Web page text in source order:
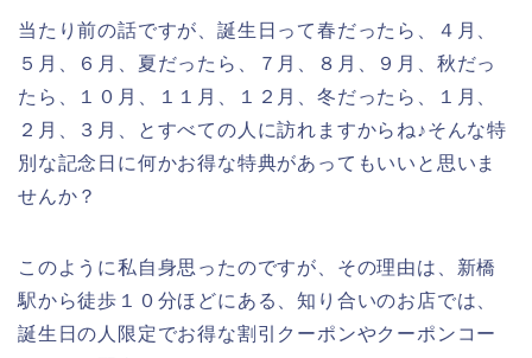
当たり前の話ですが、誕生日って春だったら、４月、
５月、６月、夏だったら、７月、８月、９月、秋だっ
たら、１０月、１１月、１２月、冬だったら、１月、
２月、３月、とすべての人に訪れますからね♪そんな特
別な記念日に何かお得な特典があってもいいと思いま
せんか？
このように私自身思ったのですが、その理由は、新橋
駅から徒歩１０分ほどにある、知り合いのお店では、
誕生日の人限定でお得な割引クーポンやクーポンコー